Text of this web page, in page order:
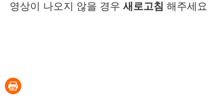
영상이 나오지 않을 경우 새로고침 해주세요